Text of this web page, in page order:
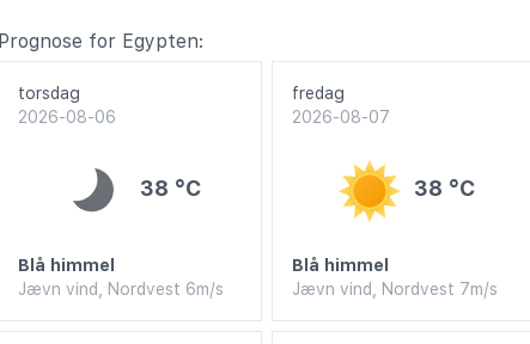
Prognose for Egypten:
torsdag
2026-08-06
38 °C
Blå himmel
Jævn vind, Nordvest 6m/s
fredag
2026-08-07
38 °C
Blå himmel
Jævn vind, Nordvest 7m/s